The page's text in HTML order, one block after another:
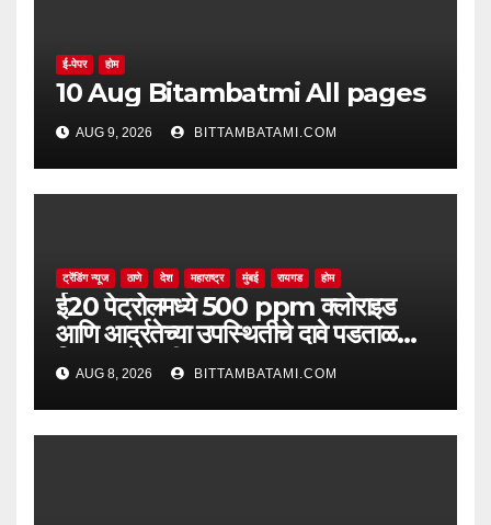
ई-पेपर होम
10 Aug Bitambatmi All pages
AUG 9, 2026 BITTAMBATAMI.COM
ट्रेंडिंग न्यूज ठाणे देश महाराष्ट्र मुंबई रायगड होम
ई20 पेट्रोलमध्ये 500 ppm क्लोराइड
आणि आर्द्रतेच्या उपस्थितीचे दावे पडताळणीत
सिद्ध झाले नाहीत
AUG 8, 2026 BITTAMBATAMI.COM